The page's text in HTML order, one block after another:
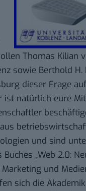
Thomas Kilian
sowie Berthold H.
dieser Frage
ist natürlich eure
und sind
„Web 2.0:
und
sich die